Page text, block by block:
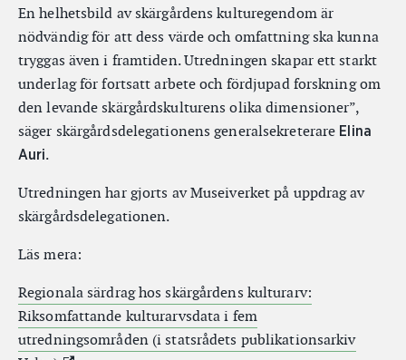
En helhetsbild av skärgårdens kulturegendom är
nödvändig för att dess värde och omfattning ska kunna
tryggas även i framtiden. Utredningen skapar ett starkt
underlag för fortsatt arbete och fördjupad forskning om
den levande skärgårdskulturens olika dimensioner”,
säger skärgårdsdelegationens generalsekreterare Elina
Auri.
Utredningen har gjorts av Museiverket på uppdrag av
skärgårdsdelegationen.
Läs mera:
Regionala särdrag hos skärgårdens kulturarv:
Riksomfattande kulturarvsdata i fem
utredningsområden (i statsrådets publikationsarkiv